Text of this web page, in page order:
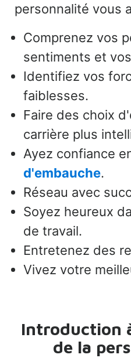
personnalité vous
Comprenez vos
sentiments et
Identifiez vos
faiblesses.
Faire des choix
carrière plus
Ayez confiance
d'embauche.
Réseau avec
Soyez heureux
de travail.
Entretenez des
Vivez votre
Introduction
de la